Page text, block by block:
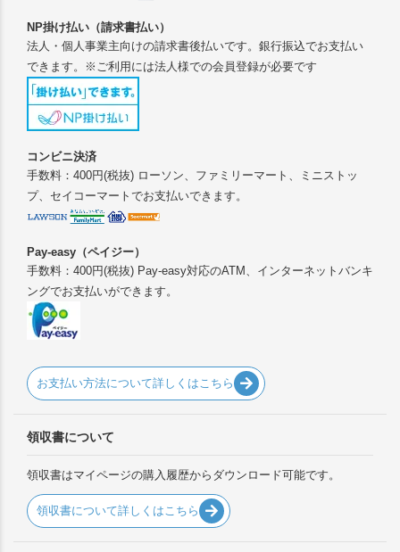
NP掛け払い（請求書払い）
法人・個人事業主向けの請求書後払いです。銀行振込でお支払い
できます。※ご利用には法人様での会員登録が必要です
コンビニ決済
手数料：400円(税抜) ローソン、ファミリーマート、ミニストッ
プ、セイコーマートでお支払いできます。
Pay-easy（ペイジー）
手数料：400円(税抜) Pay-easy対応のATM、インターネットバンキ
ングでお支払いができます。
お支払い方法について詳しくはこちら
領収書について
領収書はマイページの購入履歴からダウンロード可能です。
領収書について詳しくはこちら